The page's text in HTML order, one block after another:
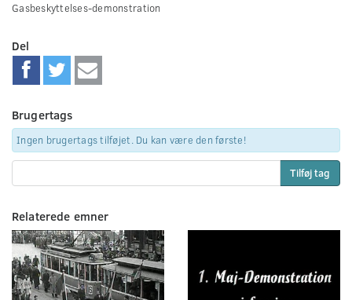
Gasbeskyttelses-demonstration
Del
Brugertags
Ingen brugertags tilføjet. Du kan være den første!
Tilføj tag
Relaterede emner